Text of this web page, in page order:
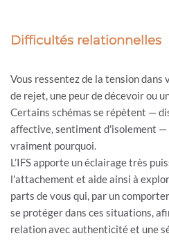
Difficultés relationnelles
Vous ressentez de la tension
de rejet, une peur de décevoir ou
Certains schémas se répètent —
affective, sentiment d'isolement —
vraiment pourquoi.
L’IFS apporte un éclairage très
l'attachement et aide ainsi à
parts de vous qui, par un
se protéger dans ces situations,
relation avec authenticité et une